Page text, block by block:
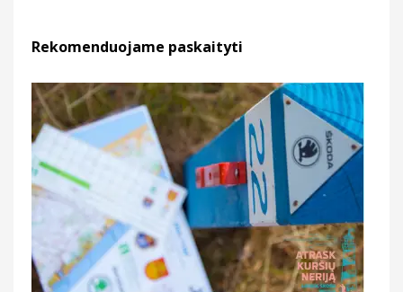
Rekomenduojame paskaityti